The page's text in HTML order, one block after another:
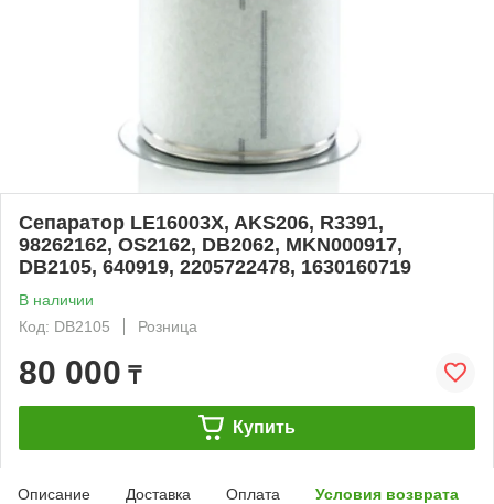
Сепаратор LE16003X, AKS206, R3391,
98262162, OS2162, DB2062, MKN000917,
DB2105, 640919, 2205722478, 1630160719
В наличии
Код: DB2105
Розница
80 000 ₸
Купить
Описание Доставка Оплата Условия возврата